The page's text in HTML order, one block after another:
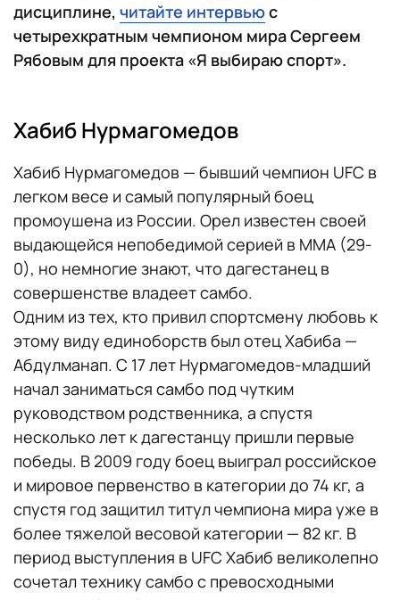
дисциплине, читайте интервьюс
четырехкратным чемпионом мира Сергеем
Рябовым для проекта «Я выбираю спорт».
Хабиб Нурмагомедов
Хабиб Нурмагомедов — бывший чемпион UFC в
легком весе и самый популярный боец
промоушена из России. Орел известен своей
выдающейся непобедимой серией в ММА (29-
0), но немногие знают, что дагестанец в
совершенстве владеет самбо.
Одним из тех, кто привил спортсмену любовь к
этому виду единоборств был отец Хабиба —
Абдулманап. С 17 лет Нурмагомедов-младший
начал заниматься самбо под чутким
руководством родственника, а спустя
несколько лет к дагестанцу пришли первые
победы. В 2009 году боец выиграл российское
и мировое первенство в категории до 74 кг, а
спустя год защитил титул чемпиона мира уже в
более тяжелой весовой категории — 82 кг. В
период выступления в UFC Хабиб великолепно
сочетал технику самбо с превосходными